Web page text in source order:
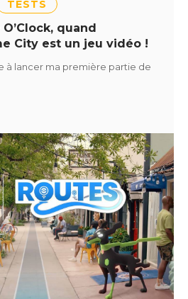
TESTS
quand
City est un jeu vidéo !
à lancer ma première partie de